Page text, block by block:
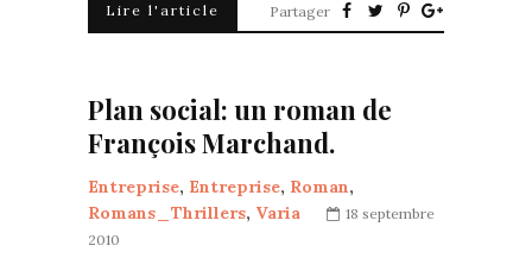
Lire l'article Partager
Plan social: un roman de
François Marchand.
Entreprise, Entreprise, Roman,
Romans_Thrillers, Varia
18 septembre
2010